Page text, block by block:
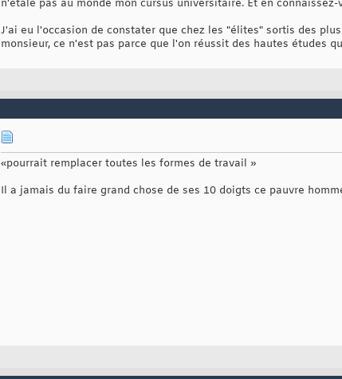
n'étale pas au monde mon cursus universitaire. Et en connaissez-
J'ai eu l'occasion de constater que chez les "élites" sortis des
monsieur, ce n'est pas parce que l'on réussit des hautes études
«pourrait remplacer toutes les formes de travail »
Il a jamais du faire grand chose de ses 10 doigts ce pauvre